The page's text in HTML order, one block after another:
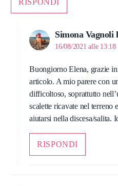
RISPONDI
Simona Vagnoli
16/08/2021 alle 13:18
Buongiorno Elena, grazie
articolo. A mio parere con
difficoltoso, soprattutto
scalette ricavate nel terreno
aiutarsi nella discesa/salita.
RISPONDI